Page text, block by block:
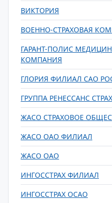
ВИКТОРИЯ
ВОЕННО-СТРАХОВАЯ
ГАРАНТ-ПОЛИС
КОМПАНИЯ
ГЛОРИЯ ФИЛИАЛ САО
ГРУППА РЕНЕССАНС
ЖАСО СТРАХОВОЕ
ЖАСО ОАО ФИЛИАЛ
ЖАСО ОАО
ИНГОССТРАХ ФИЛИАЛ
ИНГОССТРАХ ОСАО